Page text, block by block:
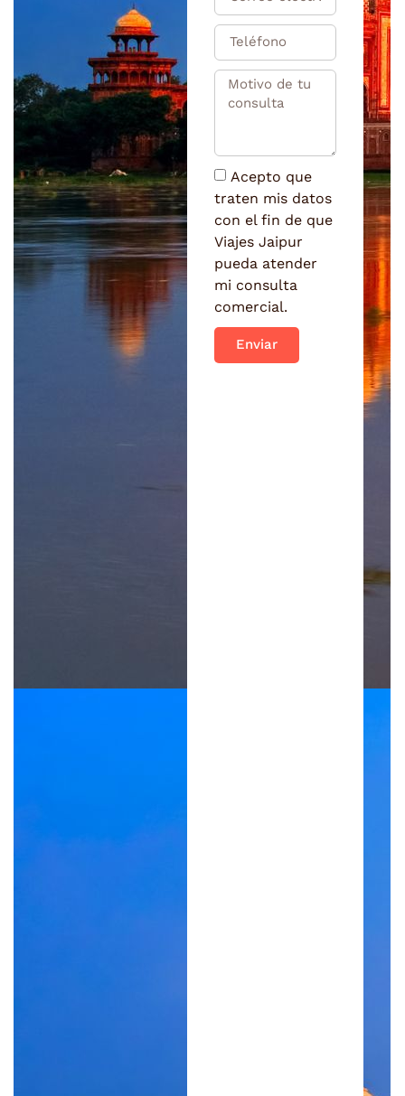
Acepto que
traten mis datos
con el fin de que
Viajes Jaipur
pueda atender
mi consulta
comercial.
Enviar